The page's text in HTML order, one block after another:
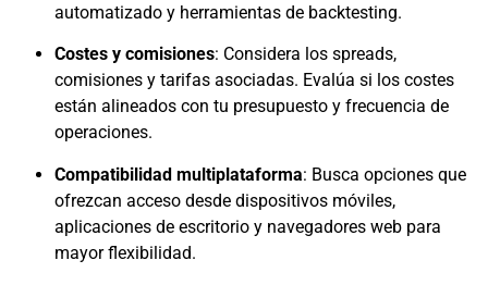
automatizado y herramientas de backtesting.
Costes y comisiones: Considera los spreads,
comisiones y tarifas asociadas. Evalúa si los costes
están alineados con tu presupuesto y frecuencia de
operaciones.
Compatibilidad multiplataforma: Busca opciones que
ofrezcan acceso desde dispositivos móviles,
aplicaciones de escritorio y navegadores web para
mayor flexibilidad.